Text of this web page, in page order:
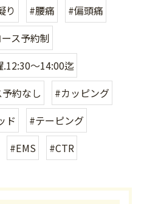
り #腰痛
#偏頭痛
ス予約制
〜14:00迄
約なし
#カッピング
ド
#テーピング
#EMS #CTR